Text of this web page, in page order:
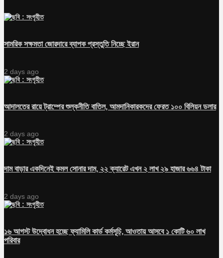
সামরিক সক্ষমতা জোরদারে ব্যাপক প্রস্তুতি নিচ্ছে ইরান
2 days ago
আদালতের রায়ে ট্রাম্পের শুল্কনীতি বাতিল, আমদানিকারকদের ফেরত ১০০ বিলিয়ন ডলার
2 days ago
দাম বাড়ার একদিনেই কমল সোনার দাম, ২২ ক্যারেট এখন ২ লাখ ২৯ হাজার ৬৬৪ টাকা
2 days ago
১৬ আগস্ট উদ্বোধন হচ্ছে ফ্যামিলি কার্ড কর্মসূচি, আওতায় আসবে ১ কোটি ৬০ লাখ
পরিবার